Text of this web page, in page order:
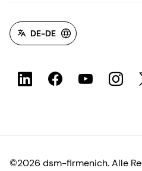
DE-DE
©2026 dsm-firmenich. Alle